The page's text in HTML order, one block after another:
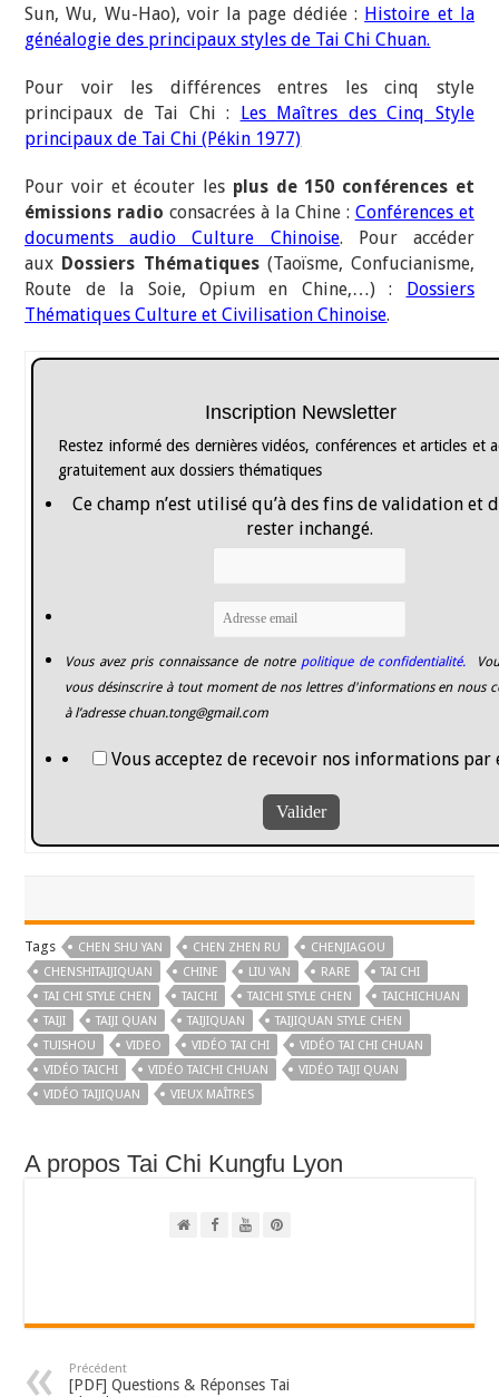
Sun, Wu, Wu-Hao), voir la page dédiée : Histoire et la
généalogie des principaux styles de Tai Chi Chuan.
Pour voir les différences entres les cinq style
principaux de Tai Chi : Les Maîtres des Cinq Style
principaux de Tai Chi (Pékin 1977)
Pour voir et écouter les plus de 150 conférences et
émissions radio consacrées à la Chine : Conférences et
documents audio Culture Chinoise. Pour accéder
aux Dossiers Thématiques(Taoïsme, Confucianisme,
Route de la Soie, Opium en Chine,…) : Dossiers
Thématiques Culture et Civilisation Chinoise.
Inscription Newsletter
Restez informé des dernières vidéos, conférences et articles et
gratuitement aux dossiers thématiques
Ce champ n’est utilisé qu’à des fins de validation et
rester inchangé.
Vous avez pris connaissance de notrepolitique de confidentialité.
vous désinscrire à tout moment de nos lettres d'informations en nous
à l’adresse chuan.tong@gmail.com
Vous acceptez de recevoir nos informations par
Tags CHEN SHU YAN CHEN ZHEN RU
CHENJIAGOU
CHENSHITAIJIQUAN
CHINE LIU YAN RARE
TAI CHI
TAI CHI STYLE CHEN
TAICHI TAICHI STYLE CHEN
TAICHICHUAN
TAIJI
TAIJI QUAN TAIJIQUAN
TAIJIQUAN STYLE CHEN
TUISHOU
VIDEO VIDÉO TAI CHI
VIDÉO TAI CHI CHUAN
VIDÉO TAICHI
VIDÉO TAICHI CHUAN
VIDÉO TAIJI QUAN
VIDÉO TAIJIQUAN
VIEUX MAÎTRES
A propos Tai Chi Kungfu Lyon
Précédent
[PDF] Questions & Réponses Tai